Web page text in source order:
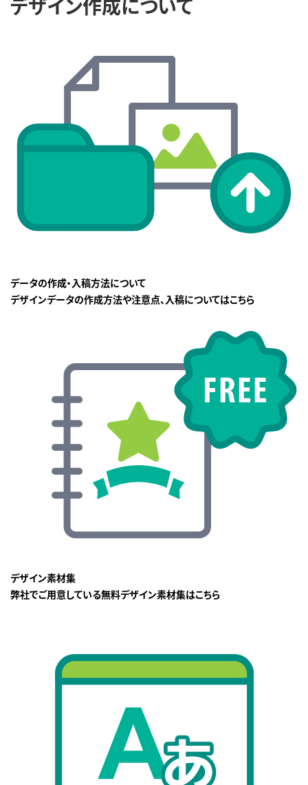
データの作成・入稿方法について
デザインデータの作成方法や注意点、入稿についてはこちら
デザイン素材集
弊社でご用意している無料デザイン素材集はこちら